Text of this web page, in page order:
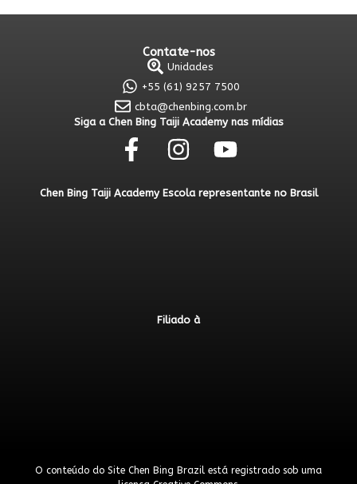
Contate-nos
Unidades
+55 (61) 9257 7500
cbta@chenbing.com.br
Siga a Chen Bing Taiji Academy nas mídias
Chen Bing Taiji Academy Escola representante no Brasil
Filiado à
O conteúdo do Site Chen Bing Brazil está registrado sob uma